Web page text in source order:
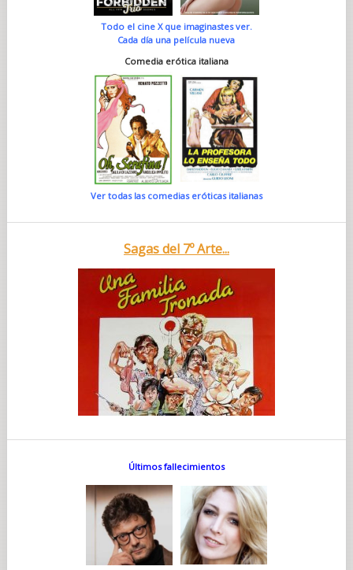
Todo el cine X que imaginastes ver.
Cada día una película nueva
Comedia erótica italiana
Ver todas las comedias eróticas italianas
Sagas del 7º Arte...
Últimos fallecimientos